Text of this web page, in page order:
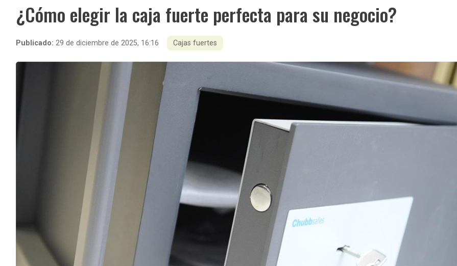
¿Cómo elegir la caja fuerte perfecta para su negocio?
Publicado: 29 de diciembre de 2025, 16:16 Cajas fuertes